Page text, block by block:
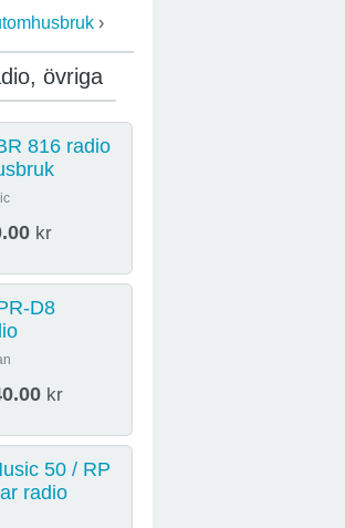
›
övriga
816 radio
kr
D8
kr
50 / RP
radio